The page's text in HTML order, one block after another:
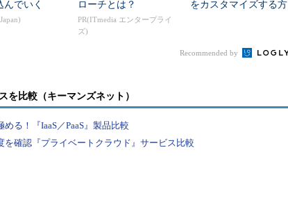
んでいく ローチとは？
PR(ITmedia エンタープライ
ズ)
をカスタマイズする方
Recommended by
を比較（キーマンズネット）
る！『IaaS／PaaS』製品比較
確認『プライベートクラウド』サービス比較